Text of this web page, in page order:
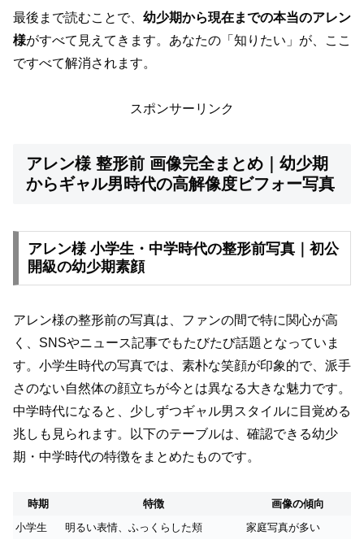
最後まで読むことで、 幼少期から現在までの本当のアレン
様がすべて見えてきます。あなたの「知りたい」が、ここ
ですべて解消されます。
スポンサーリンク
アレン様 整形前 画像完全まとめ｜幼少期
からギャル男時代の高解像度ビフォー写真
アレン様 小学生・中学時代の整形前写真｜初公
開級の幼少期素顔
アレン様の整形前の写真は、ファンの間で特に関心が高
く、SNSやニュース記事でもたびたび話題となっていま
す。小学生時代の写真では、素朴な笑顔が印象的で、派手
さのない自然体の顔立ちが今とは異なる大きな魅力です。
中学時代になると、少しずつギャル男スタイルに目覚める
兆しも見られます。以下のテーブルは、確認できる幼少
期・中学時代の特徴をまとめたものです。
時期 特徴
画像の傾向
小学生
明るい表情、ふっくらした頬
家庭写真が多い